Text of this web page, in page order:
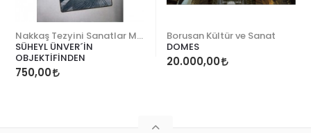
SÜHEYL ÜNVER´İN
OBJEKTİFİNDEN
750,00
Borusan Kültür ve Sanat
DOMES
20.000,00